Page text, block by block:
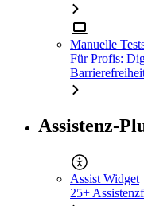
Manuelle
Für Profis:
Assistenz-
Assist Widget
25+